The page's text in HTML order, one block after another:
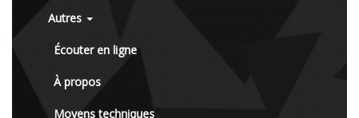
Autres
Écouter en ligne
À propos
Moyens techniques